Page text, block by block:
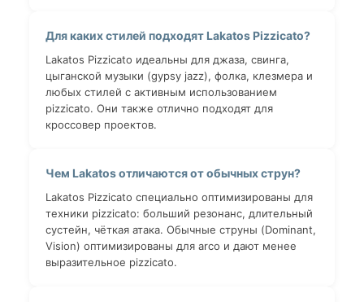
Для каких стилей подходят Lakatos Pizzicato?
Lakatos Pizzicato идеальны для джаза, свинга,
цыганской музыки (gypsy jazz), фолка, клезмера и
любых стилей с активным использованием
pizzicato. Они также отлично подходят для
кроссовер проектов.
Чем Lakatos отличаются от обычных струн?
Lakatos Pizzicato специально оптимизированы для
техники pizzicato: больший резонанс, длительный
сустейн, чёткая атака. Обычные струны (Dominant,
Vision) оптимизированы для arco и дают менее
выразительное pizzicato.